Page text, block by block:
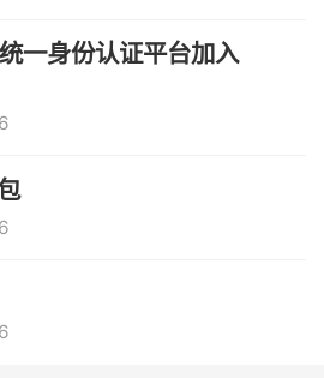
一身份认证平台加入